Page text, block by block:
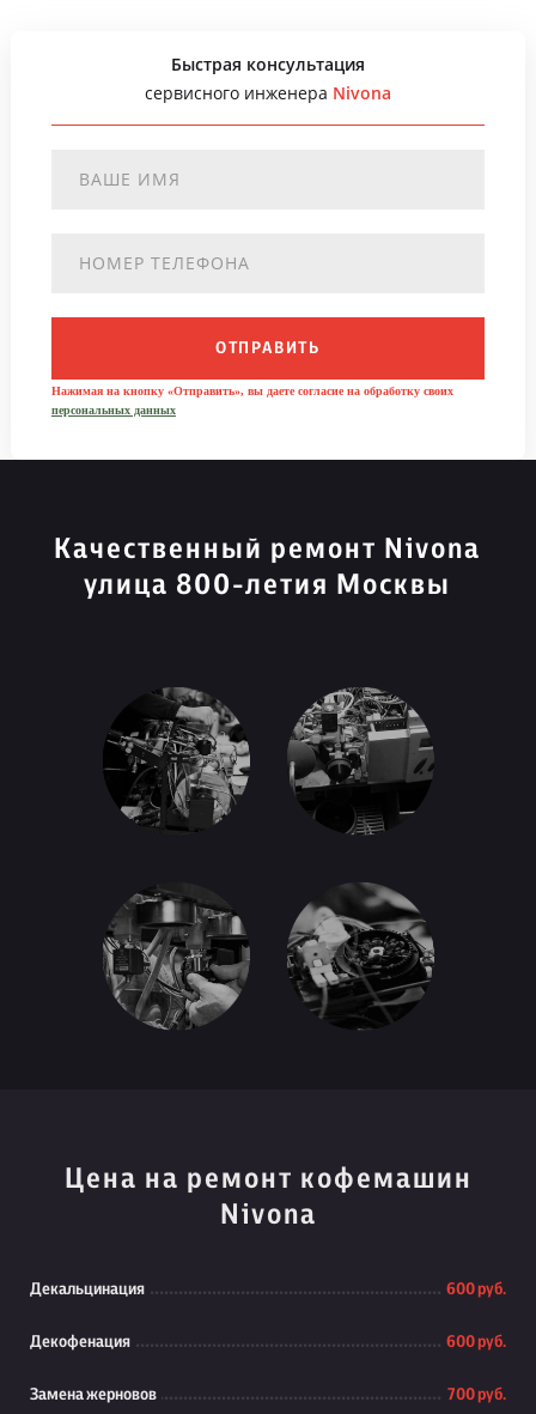
Быстрая консультация
сервисного инженера Nivona
ОТПРАВИТЬ
Нажимая на кнопку «Отправить», вы даете согласие на обработку своих
персональных данных
Качественный ремонт Nivona
улица 800-летия Москвы
Цена на ремонт кофемашин
Nivona
Декальцинация 600 руб.
Декофенация 600 руб.
Замена жерновов 700 руб.